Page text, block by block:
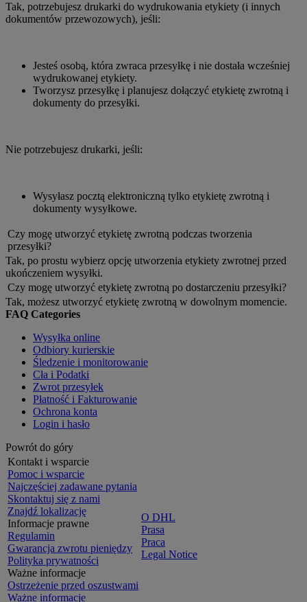
Tak, potrzebujesz drukarki do wydrukowania etykiety (i innych
dokumentów przewozowych), jeśli:
Jesteś osobą, która zwraca przesyłkę i nie dostała wcześniej
wydrukowanej etykiety.
Tworzysz przesyłkę i planujesz dołączyć etykietę zwrotną i
dokumenty do przesyłki.
Nie potrzebujesz drukarki, jeśli:
Wysyłasz pocztą elektroniczną tylko etykietę zwrotną i
dokumenty wysyłkowe.
Czy mogę utworzyć etykietę zwrotną podczas tworzenia
przesyłki?
Tak, po prostu wybierz opcję utworzenia etykiety zwrotnej przed
ukończeniem wysyłki.
Czy mogę utworzyć etykietę zwrotną po dostarczeniu przesyłki?
Tak, możesz utworzyć etykietę zwrotną w dowolnym momencie.
FAQ Categories
Wysyłka online
Odbiory kurierskie
Śledzenie i monitorowanie
Cła i Podatki
Zwrot przesyłek
Płatność i Fakturowanie
Ochrona konta
Login i hasło
Powrót do góry
Kontakt i wsparcie
Pomoc i wsparcie
Najczęściej zadawane pytania
Skontaktuj się z nami
Znajdź lokalizację
Informacje prawne
Regulamin
Gwarancja zwrotu pieniędzy
Polityka prywatności
Ważne informacje
Ostrzeżenie przed oszustwami
Ważne informacje
O DHL
Prasa
Praca
Legal Notice